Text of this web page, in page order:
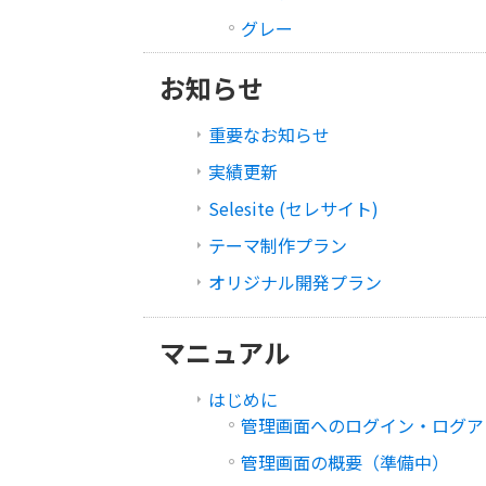
グレー
お知らせ
重要なお知らせ
実績更新
Selesite (セレサイト)
テーマ制作プラン
オリジナル開発プラン
マニュアル
はじめに
管理画面へのログイン・ログ
管理画面の概要（準備中）